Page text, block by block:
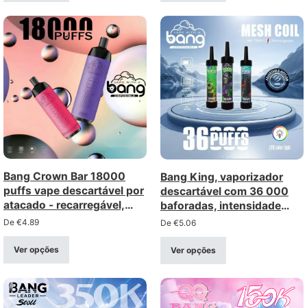
Bang Crown Bar 18000
puffs vape descartável por
atacado - recarregável,
bobina de malha
De €4.89
Ver opções
Bang King, vaporizador
descartável com 36 000
baforadas, intensidade
0/2/3/5%, recarregável
com luz LED colorida,
compra a granel, preço
grossista
De €5.06
Ver opções